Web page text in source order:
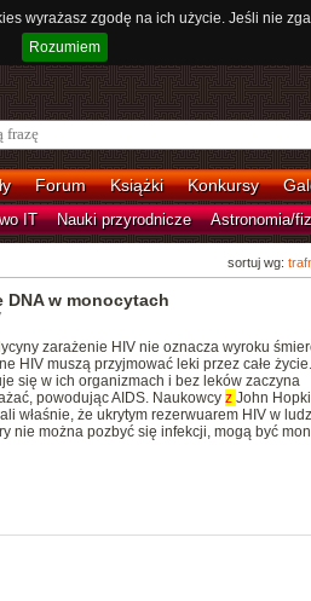
wyrażasz zgodę na ich użycie. Jeśli nie
Rozumiem
Forum Książki Konkursy
IT Nauki przyrodnicze Astronomia/
sortuj wg:
DNA w monocytach
zarażenie HIV nie oznacza wyroku
HIV muszą przyjmować leki przez całe
się w ich organizmach i bez leków zaczyna
powodując AIDS. Naukowcy z John
właśnie, że ukrytym rezerwuarem HIV w
nie można pozbyć się infekcji, mogą być